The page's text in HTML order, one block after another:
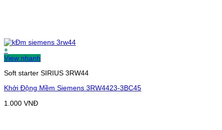
+
View nhanh
Soft starter SIRIUS 3RW44
Khởi Động Mềm Siemens 3RW4423-3BC45
1.000 VNĐ